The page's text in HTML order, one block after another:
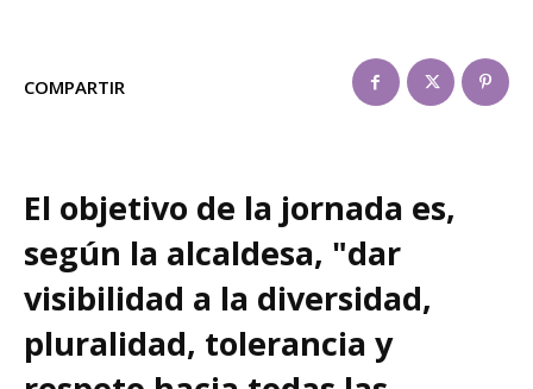
COMPARTIR
El objetivo de la jornada es,
según la alcaldesa, "dar
visibilidad a la diversidad,
pluralidad, tolerancia y